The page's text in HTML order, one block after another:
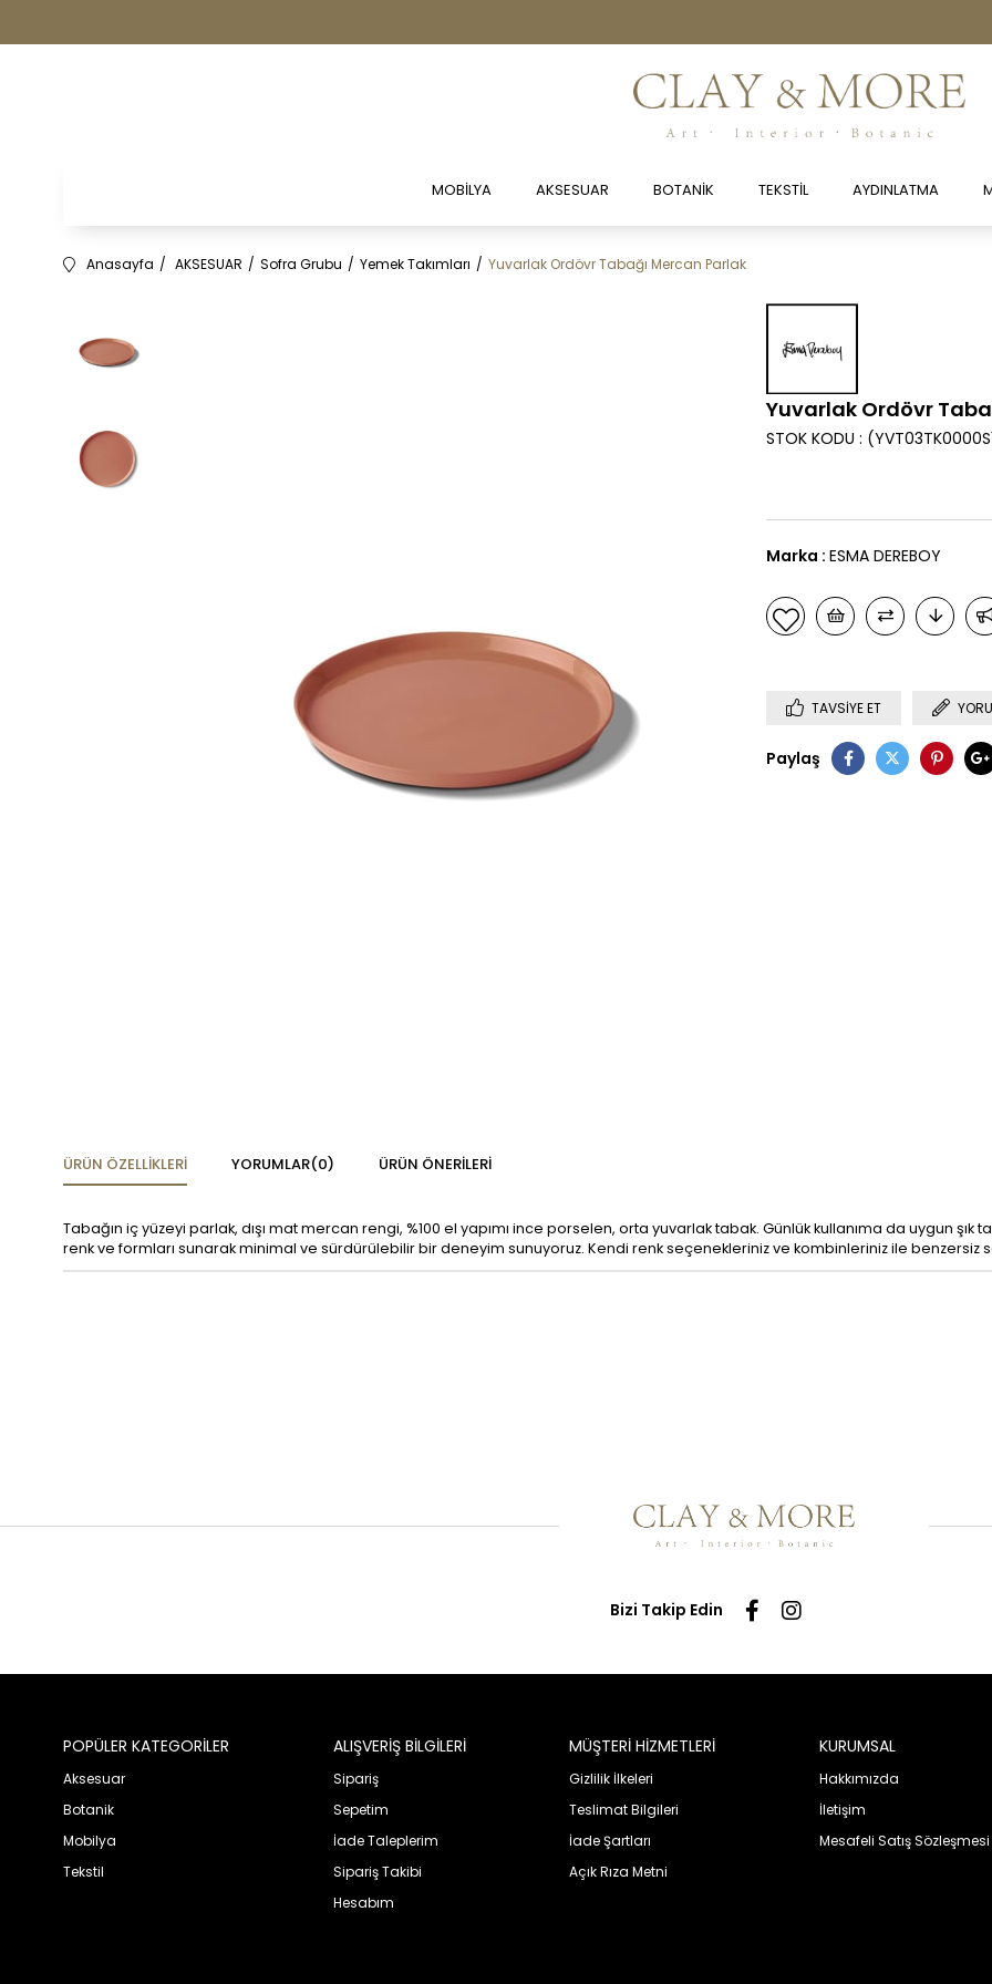
MOBİLYA AKSESUAR BOTANİK TEKSTİL AYDINLATMA
Anasayfa AKSESUAR Sofra Grubu Yemek Takımları Yuvarlak Ordövr Tabağı Mercan Parlak
Yuvarlak Ordövr
STOK KODU
Marka : ESMA DEREBOY
TAVSIYE ET
Paylaş
ÜRÜN ÖZELLIKLERI YORUMLAR(0) ÜRÜN ÖNERILERI
Tabağın iç yüzeyi parlak, dışı mat mercan rengi, %100 el yapımı ince porselen, orta yuvarlak tabak. Günlük kullanıma da uygun şık
renk ve formları sunarak minimal ve sürdürülebilir bir deneyim sunuyoruz. Kendi renk seçenekleriniz ve kombinleriniz ile benzersiz
Bizi Takip Edin
POPÜLER KATEGORİLER
Aksesuar
Botanik
Mobilya
Tekstil
ALIŞVERİŞ BİLGİLERİ
Sipariş
Sepetim
İade Taleplerim
Sipariş Takibi
Hesabım
MÜŞTERİ HİZMETLERİ
Gizlilik İlkeleri
Teslimat Bilgileri
İade Şartları
Açık Rıza Metni
KURUMSAL
Hakkımızda
İletişim
Mesafeli Satış Sözleşmesi